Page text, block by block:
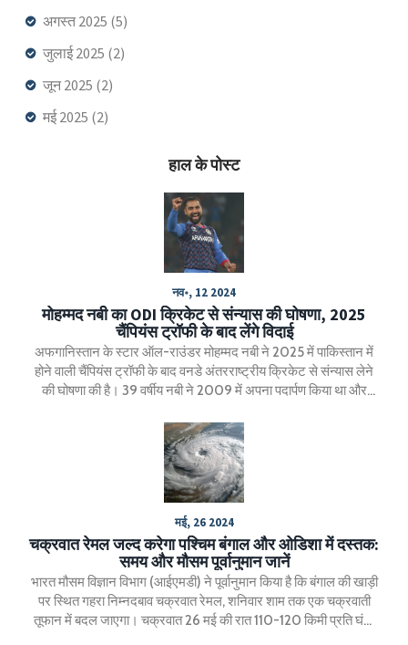
अगस्त 2025 (5)
जुलाई 2025 (2)
जून 2025 (2)
मई 2025 (2)
हाल के पोस्ट
नव॰, 12 2024
मोहम्मद नबी का ODI क्रिकेट से संन्यास की घोषणा, 2025
चैंपियंस ट्रॉफी के बाद लेंगे विदाई
अफगानिस्तान के स्टार ऑल-राउंडर मोहम्मद नबी ने 2025 में पाकिस्तान में
होने वाली चैंपियंस ट्रॉफी के बाद वनडे अंतरराष्ट्रीय क्रिकेट से संन्यास लेने
की घोषणा की है। 39 वर्षीय नबी ने 2009 में अपना पदार्पण किया था और
नबी टेस्ट क्रिकेट से पहले ही संन्यास ले चुके हैं और आगे भी T20 क्रिकेट
खेलते रहेंगे।
मई, 26 2024
चक्रवात रेमल जल्द करेगा पश्चिम बंगाल और ओडिशा में दस्तक:
समय और मौसम पूर्वानुमान जानें
भारत मौसम विज्ञान विभाग (आईएमडी) ने पूर्वानुमान किया है कि बंगाल की खाड़ी
पर स्थित गहरा निम्नदबाव चक्रवात रेमल, शनिवार शाम तक एक चक्रवाती
तूफान में बदल जाएगा। चक्रवात 26 मई की रात 110-120 किमी प्रति घंटा